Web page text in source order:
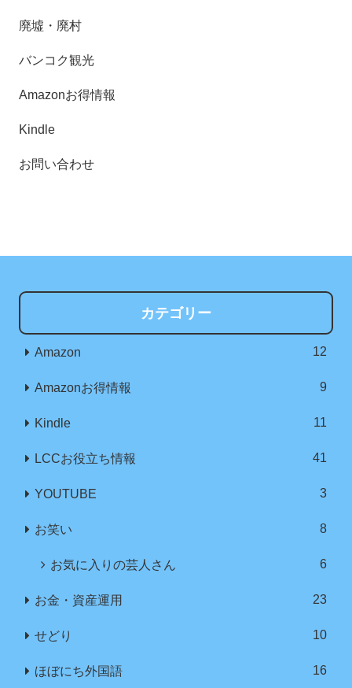
廃墟・廃村
バンコク観光
Amazonお得情報
Kindle
お問い合わせ
カテゴリー
Amazon 12
Amazonお得情報 9
Kindle 11
LCCお役立ち情報 41
YOUTUBE 3
お笑い 8
お気に入りの芸人さん 6
お金・資産運用 23
せどり 10
ほぼにち外国語 16